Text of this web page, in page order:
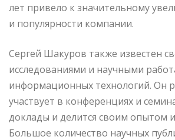
лет привело к значительному
и популярности компании.
Сергей Шакуров также известен
исследованиями и научными
информационных технологий. Он
участвует в конференциях и
доклады и делится своим опытом
Большое количество научных